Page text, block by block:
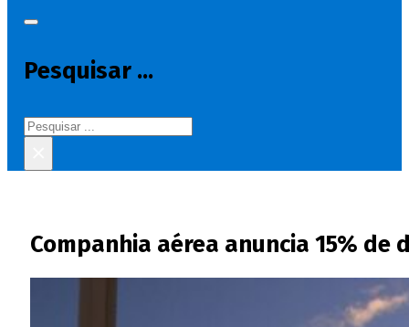
Pesquisar ...
Pesquisar
Companhia aérea anuncia 15%